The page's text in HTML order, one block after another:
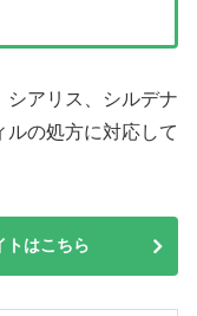
シアリス、シルデナ
ルの処方に対応して
トはこちら